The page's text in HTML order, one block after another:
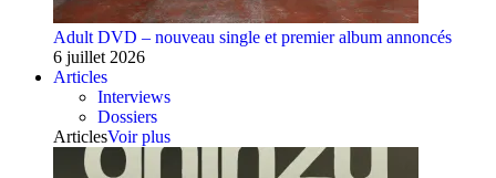
Adult DVD – nouveau single et premier album annoncés
6 juillet 2026
Articles
Interviews
Dossiers
ArticlesVoir plus